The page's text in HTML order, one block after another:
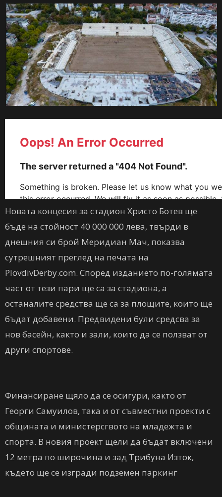
Новата концесия за стадион Христо Ботев ще
бъде на стойност 40 000 000 лева, твърди в
днешния си брой Меридиан Мач, показва
сутрешният преглед на печата на
PlovdivDerby.com. Според изданието по-голямата
част от тези пари ще са за стадиона, а
останалите средства ще са за площите, които ще
бъдат добавени. Предвидени були средсва за
нов басейн, както и зали, които да се ползват от
други спортове.
Финансиране щяло да се осигури, както от
Георги Самуилов, така и от съвместни проекти с
общината и министерсгвото на младежта и
спорта. В новия проект щели да бъдат включени
12 метра по широчина и зад Трибуна Изток,
където ще се изгради подземен паркинг